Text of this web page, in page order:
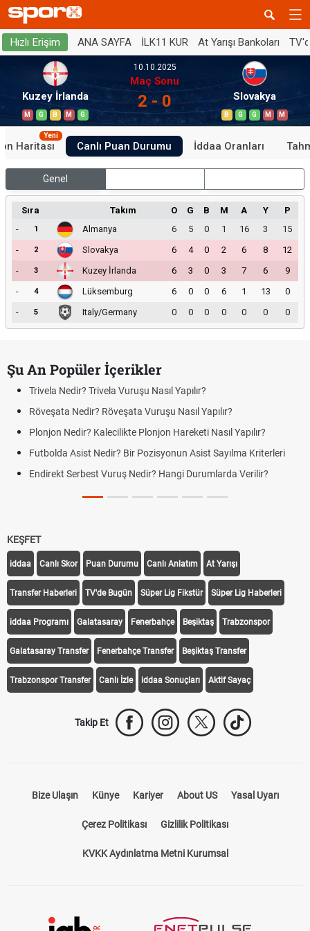
Hızlı Erişim ANA SAYFA İLK11 KUR At Yarışı Bankoları
Kuzey İrlanda
M G B M G
10.10.2025
Maç Sonu
2 - 0 Slovakya
B G G M M
Haritası
Yeni
Canlı Puan Durumu İddaa Oranları
Genel
Sıra Takım O G B M A Y
P
-
1 Almanya 6 5 0 1 16 3
15
-
2 Slovakya 6 4 0 2 6 8
12
-
3 Kuzey İrlanda 6 3 0 3 7 6
9
-
4 Lüksemburg 6 0 0 6 1 13
0
-
5 Italy/Germany 0 0 0 0 0 0 0
Şu An Popüler İçerikler
Trivela Nedir? Trivela Vuruşu Nasıl Yapılır?
Röveşata Nedir? Röveşata Vuruşu Nasıl Yapılır?
Plonjon Nedir? Kalecilikte Plonjon Hareketi Nasıl Yapılır?
Futbolda Asist Nedir? Bir Pozisyonun Asist Sayılma Kriterleri
Endirekt Serbest Vuruş Nedir? Hangi Durumlarda Verilir?
KEŞFET
iddaa Canlı Skor Puan Durumu Canlı Anlatım At Yarışı
Transfer Haberleri TV'de Bugün Süper Lig Fikstür Süper Lig Haberleri
iddaa Programı Galatasaray Fenerbahçe Beşiktaş Trabzonspor
Galatasaray Transfer Fenerbahçe Transfer Beşiktaş Transfer
Trabzonspor Transfer Canlı İzle iddaa Sonuçları Aktif Sayaç
Takip Et
Bize Ulaşın Künye Kariyer About US Yasal Uyarı
Çerez Politikası Gizlilik Politikası
KVKK Aydınlatma Metni Kurumsal